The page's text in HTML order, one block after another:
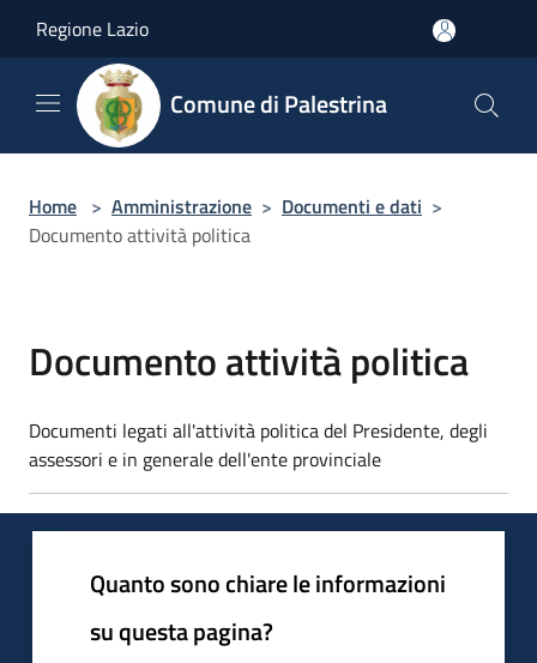
Regione Lazio
Comune di Palestrina
Home > Amministrazione > Documenti e dati >
Documento attività politica
Documento attività politica
Documenti legati all'attività politica del Presidente, degli
assessori e in generale dell'ente provinciale
Quanto sono chiare le informazioni
su questa pagina?